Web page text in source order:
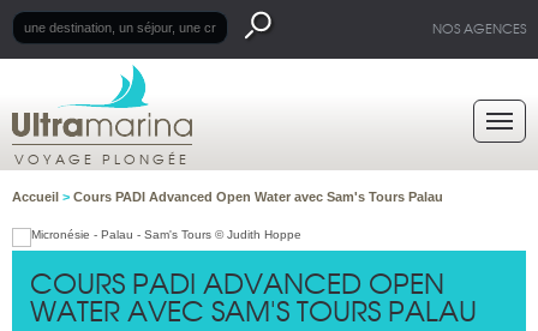
NOS AGENCES
VOYAGE PLONGÉE
Accueil > Cours PADI Advanced Open Water avec Sam's Tours Palau
COURS PADI ADVANCED OPEN
WATER AVEC SAM'S TOURS PALAU